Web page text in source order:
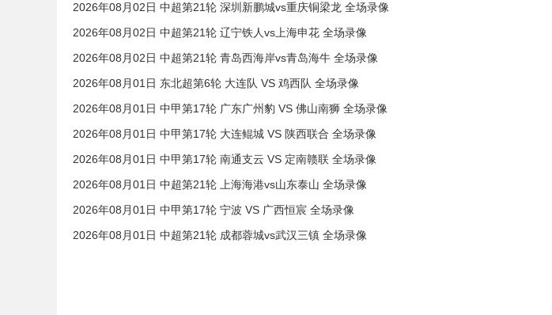
2026年08月02日 中超第21轮 深圳新鹏城vs重庆铜梁龙 全场录像
2026年08月02日 中超第21轮 辽宁铁人vs上海申花 全场录像
2026年08月02日 中超第21轮 青岛西海岸vs青岛海牛 全场录像
2026年08月01日 东北超第6轮 大连队 VS 鸡西队 全场录像
2026年08月01日 中甲第17轮 广东广州豹 VS 佛山南狮 全场录像
2026年08月01日 中甲第17轮 大连鲲城 VS 陕西联合 全场录像
2026年08月01日 中甲第17轮 南通支云 VS 定南赣联 全场录像
2026年08月01日 中超第21轮 上海海港vs山东泰山 全场录像
2026年08月01日 中甲第17轮 宁波 VS 广西恒宸 全场录像
2026年08月01日 中超第21轮 成都蓉城vs武汉三镇 全场录像